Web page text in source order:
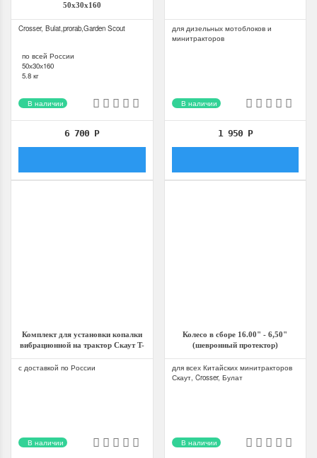
50х30х160
Crosser, Bulat,prorab,Garden Scout
по всей России
50х30х160
5.8 кг
В наличии
6 700 Р
для дизельных мотоблоков и
минитракторов
В наличии
1 950 Р
Комплект для установки копалки
вибрационной на трактор Скаут T-
с доставкой по России
В наличии
Колесо в сборе 16.00" - 6,50"
(шевронный протектор)
для всех Китайских минитракторов
Скаут, Crosser, Булат
В наличии